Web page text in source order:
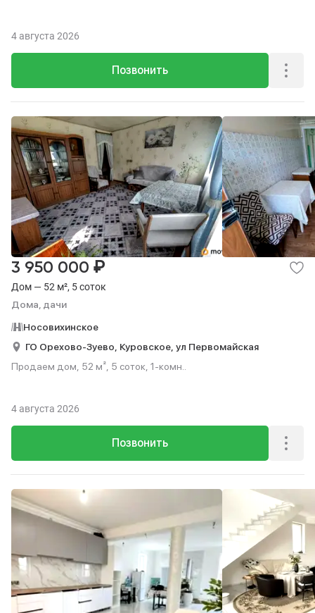
Позвонить
4 августа 2026
Дом — 52 м², 5 соток
Дома, дачи
3 950 000 ₽
Носовихинское
ГО Орехово-Зуево, Куровское, ул Первомайская
Продаем дом, 52 м², 5 соток, 1-комн..
Позвонить
4 августа 2026